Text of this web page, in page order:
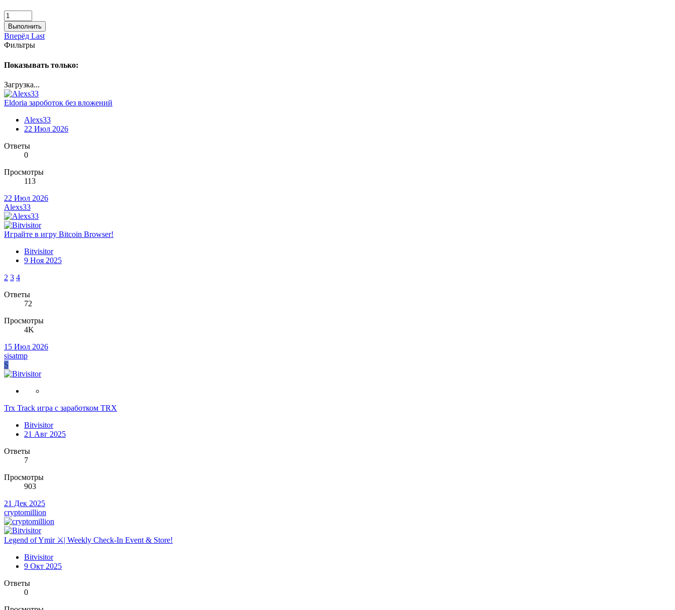
Выполнить
Вперёд Last
Фильтры
Показывать только:
Загрузка...
Eldoria зароботок без вложений
Alexs33
22 Июл 2026
Ответы
0
Просмотры
113
22 Июл 2026
Alexs33
Играйте в игру Bitcoin Browser!
Bitvisitor
9 Ноя 2025
2 3 4
Ответы
72
Просмотры
4K
15 Июл 2026
sisatmp
S
Trx Track игра с заработком TRX
Bitvisitor
21 Авг 2025
Ответы
7
Просмотры
903
21 Дек 2025
cryptomillion
Legend of Ymir ⚔️| Weekly Check-In Event & Store!
Bitvisitor
9 Окт 2025
Ответы
0